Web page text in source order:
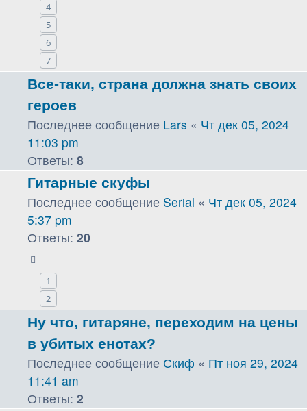
4
5
6
7
Все-таки, страна должна знать своих
героев
Последнее сообщение Lars « Чт дек 05, 2024
11:03 pm
Ответы: 8
Гитарные скуфы
Последнее сообщение Serial « Чт дек 05, 2024
5:37 pm
Ответы: 20
1
2
Ну что, гитаряне, переходим на цены
в убитых енотах?
Последнее сообщение Скиф « Пт ноя 29, 2024
11:41 am
Ответы: 2